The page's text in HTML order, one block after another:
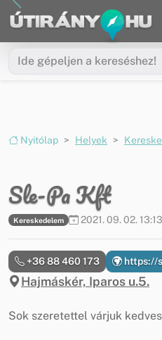
Ugrás a menüre
Ugrás a tartalomra
Nyitólap Helyek
Sle-Pa Kft
Kereskedelem 2021. 09. 02. 13:13
Hajmáskér, Iparos u.5.
+36 88 460 173 https://
Sok szeretettel várjuk